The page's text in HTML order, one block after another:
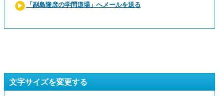
「副島隆彦の学問道場」へメールを送る
文字サイズを変更する